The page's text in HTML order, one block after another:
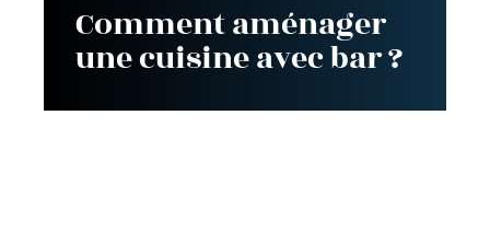
Comment aménager
une cuisine avec bar ?